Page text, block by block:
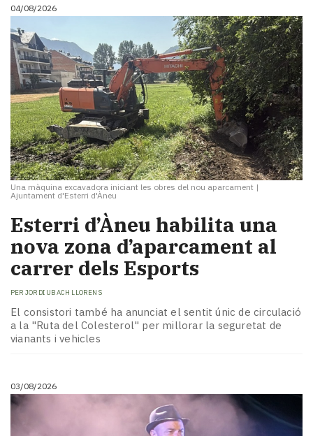
04/08/2026
Una màquina excavadora iniciant les obres del nou aparcament |
Ajuntament d'Esterri d'Àneu
​Esterri d’Àneu habilita una
nova zona d’aparcament al
carrer dels Esports
PER JORDI UBACH LLORENS
El consistori també ha anunciat el sentit únic de circulació
a la "Ruta del Colesterol" per millorar la seguretat de
vianants i vehicles
03/08/2026